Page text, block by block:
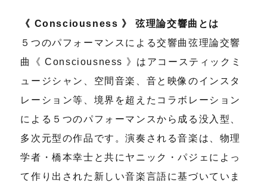
《 Consciousness 》 弦理論交響曲とは
５つのパフォーマンスによる交響曲弦理論交響
曲《 Consciousness 》はアコースティックミ
ュージシャン、空間音楽、音と映像のインスタ
レーション等、境界を超えたコラボレーション
による５つのパフォーマンスから成る没入型、
多次元型の作品です。演奏される音楽は、物理
学者・橋本幸士と共にヤニック・パジェによっ
て作り出された新しい音楽言語に基づいていま